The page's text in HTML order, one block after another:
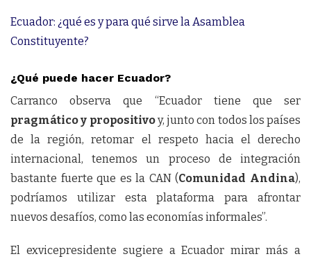
Ecuador: ¿qué es y para qué sirve la Asamblea
Constituyente?
¿Qué puede hacer Ecuador?
Carranco observa que “Ecuador tiene que ser
pragmático y propositivoy, junto con todos los países
de la región, retomar el respeto hacia el derecho
internacional, tenemos un proceso de integración
bastante fuerte que es la CAN (Comunidad Andina),
podríamos utilizar esta plataforma para afrontar
nuevos desafíos, como las economías informales”.
El exvicepresidente sugiere a Ecuador mirar más a